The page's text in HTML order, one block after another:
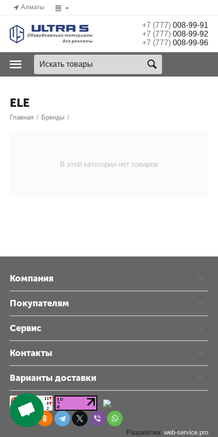
Алматы
+7 (777)008-99-91
+7 (777)008-99-92
+7 (777)008-99-96
ELE
Главная / Бренды /
В этой категории нет товаров
Компания
Покупателям
Сервис
Контакты
Варианты доставки
Разработка: web-service.pro